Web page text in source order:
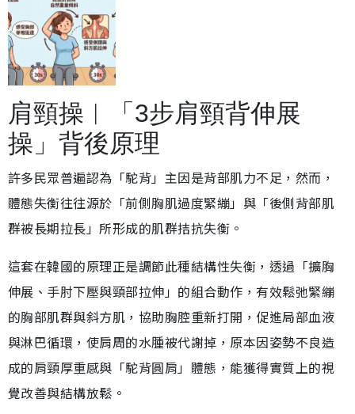
肩頸操︱「3步肩頸背伸展
操」背後原理
許多民眾普遍認為「駝背」主因是背部肌力不足，然而，
體態失衡往往源於「前側胸肌過度緊繃」與「後側背部肌
群被長期拉長」所形成的肌群拮抗失衡。
這套在韓國的原理正是調節此種結構性失衡，透過「擴胸
伸展、手肘下壓與頸部拉伸」的組合動作，有效鬆弛緊繃
的胸部肌群與斜方肌，協助胸腔重新打開，促進局部血液
與淋巴循環，使肩周的水腫被代謝掉，原本因姿勢不良造
成的肩頸厚重感與「駝背圓肩」體態，能獲得實質上的視
覺改善與結構放鬆。